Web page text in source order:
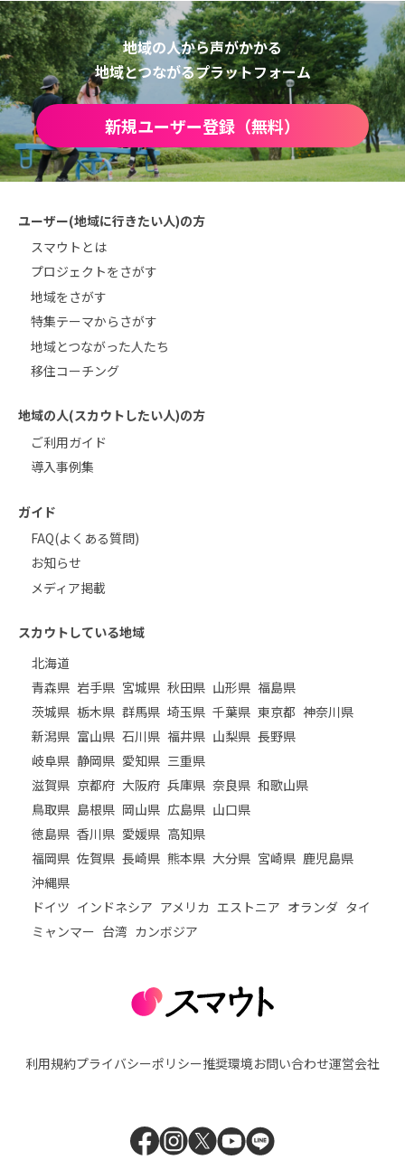
地域の人から声がかかる
地域とつながるプラットフォーム
新規ユーザー登録（無料）
ユーザー(地域に行きたい人)の方
スマウトとは
プロジェクトをさがす
地域をさがす
特集テーマからさがす
地域とつながった人たち
移住コーチング
地域の人(スカウトしたい人)の方
ご利用ガイド
導入事例集
ガイド
FAQ(よくある質問)
お知らせ
メディア掲載
スカウトしている地域
北海道
青森県 岩手県 宮城県 秋田県 山形県 福島県
茨城県 栃木県 群馬県 埼玉県 千葉県 東京都 神奈川県
新潟県 富山県 石川県 福井県 山梨県 長野県
岐阜県 静岡県 愛知県 三重県
滋賀県 京都府 大阪府 兵庫県 奈良県 和歌山県
鳥取県 島根県 岡山県 広島県 山口県
徳島県 香川県 愛媛県 高知県
福岡県 佐賀県 長崎県 熊本県 大分県 宮崎県 鹿児島県
沖縄県
ドイツ インドネシア アメリカ エストニア オランダ タイ
ミャンマー 台湾 カンボジア
利用規約プライバシーポリシー推奨環境お問い合わせ運営会社